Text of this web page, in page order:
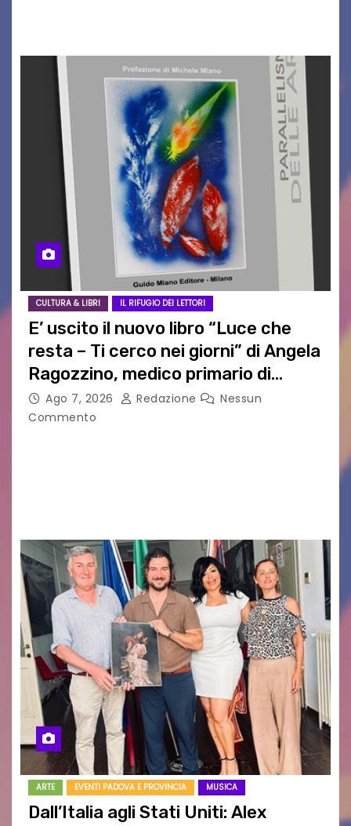
CULTURA & LIBRI IL RIFUGIO DEI LETTORI
E’ uscito il nuovo libro “Luce che
resta – Ti cerco nei giorni” di Angela
Ragozzino, medico primario di
Capua
Ago 7, 2026 Redazione
Nessun
Commento
ARTE EVENTI PADOVA E PROVINCIA MUSICA
Dall’Italia agli Stati Uniti: Alex